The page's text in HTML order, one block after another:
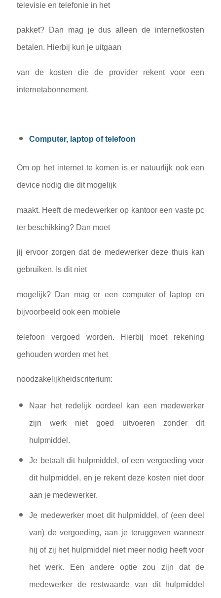
televisie en telefonie in het
pakket? Dan mag je dus alleen de internetkosten
betalen. Hierbij kun je uitgaan
van de kosten die de provider rekent voor een
internetabonnement.
Computer, laptop of telefoon
Om op het internet te komen is er natuurlijk ook een
device nodig die dit mogelijk
maakt. Heeft de medewerker op kantoor een vaste pc
ter beschikking? Dan moet
jij ervoor zorgen dat de medewerker deze thuis kan
gebruiken. Is dit niet
mogelijk? Dan mag er een computer of laptop en
bijvoorbeeld ook een mobiele
telefoon vergoed worden. Hierbij moet rekening
gehouden worden met het
noodzakelijkheidscriterium:
Naar het redelijk oordeel kan een medewerker
zijn werk niet goed uitvoeren zonder dit
hulpmiddel.
Je betaalt dit hulpmiddel, of een vergoeding voor
dit hulpmiddel, en je rekent deze kosten niet door
aan je medewerker.
Je medewerker moet dit hulpmiddel, of (een deel
van) de vergoeding, aan je teruggeven wanneer
hij of zij het hulpmiddel niet meer nodig heeft voor
het werk. Een andere optie zou zijn dat de
medewerker de restwaarde van dit hulpmiddel